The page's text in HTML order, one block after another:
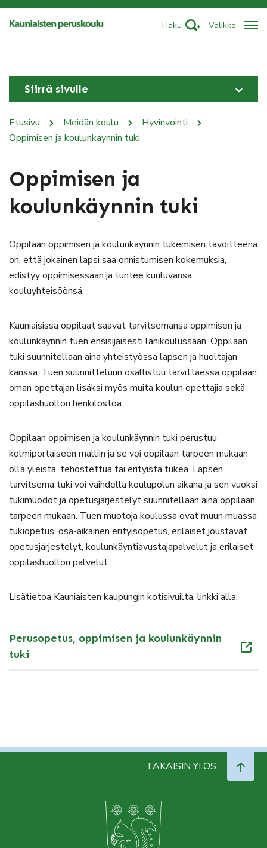
Haku Valikko
Siirrä sivulle
Etusivu Meidän koulu
Hyvinvointi
Oppimisen ja koulunkäynnin tuki
Oppimisen ja
koulunkäynnin tuki
Oppilaan oppimisen ja koulunkäynnin tukemisen tavoitteena
on, että jokainen lapsi saa onnistumisen kokemuksia,
edistyy oppimisessaan ja tuntee kuuluvansa
kouluyhteisöönsä.
Kauniaisissa oppilaat saavat tarvitsemansa oppimisen ja
koulunkäynnin tuen ensisijaisesti lähikoulussaan. Oppilaan
tuki suunnitellaan aina yhteistyössä lapsen ja huoltajan
kanssa. Tuen suunnitteluun osallistuu tarvittaessa oppilaan
oman opettajan lisäksi myös muita koulun opettajia sekä
oppilashuollon henkilöstöä.
Oppilaan oppimisen ja koulunkäynnin tuki perustuu
kolmiportaiseen malliin ja se voi oppilaan tarpeen mukaan
olla yleistä, tehostettua tai erityistä tukea. Lapsen
tarvitsema tuki voi vaihdella koulupolun aikana ja sen vuoksi
tukimuodot ja opetusjärjestelyt suunnitellaan aina oppilaan
tarpeen mukaan. Tuen muotoja koulussa ovat muun muassa
tukiopetus, osa-aikainen erityisopetus, erilaiset joustavat
opetusjärjestelyt, koulunkäyntiavustajapalvelut ja erilaiset
oppilashuollon palvelut.
Lisätietoa Kauniaisten kaupungin kotisivuilta, linkki alla:
Perusopetus, oppimisen ja koulunkäynnin
tuki
TAKAISIN YLÖS